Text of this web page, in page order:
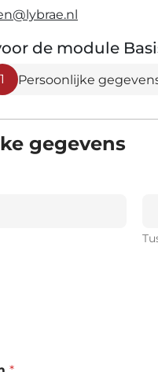
de module
1 Persoonlijke
gegevens